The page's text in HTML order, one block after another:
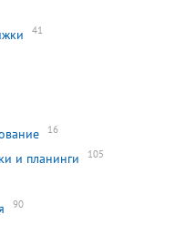
41
16
и планинги 105
90